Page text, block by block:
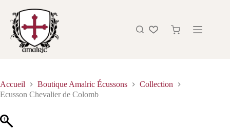
Accueil Boutique Amalric Écussons
Collection
Ecusson Chevalier de Colomb